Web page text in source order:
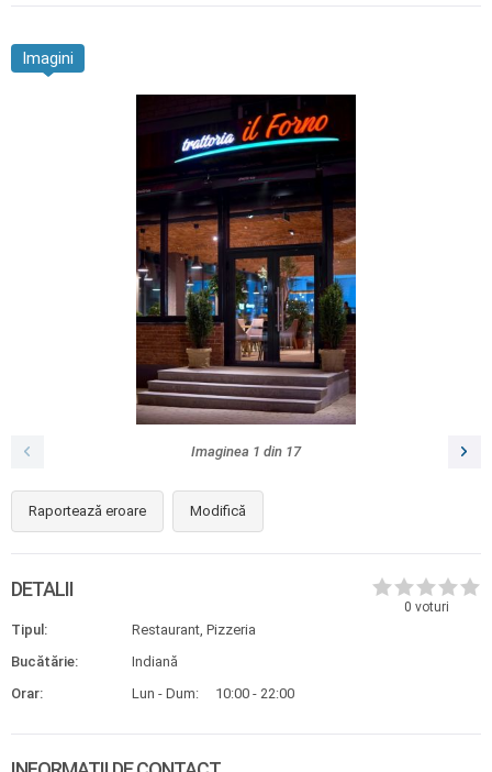
Imagini
Imaginea 1 din 17
Raportează eroare Modifică
0 voturi
DETALII
Tipul:
Restaurant, Pizzeria
Bucătărie:
Indiană
Orar:
Lun - Dum: 10:00 - 22:00